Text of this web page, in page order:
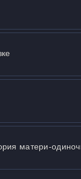
матери-